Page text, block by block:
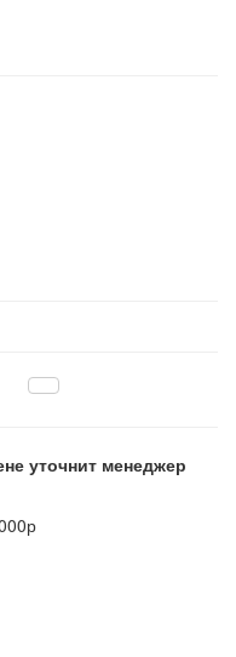
уточнит менеджер